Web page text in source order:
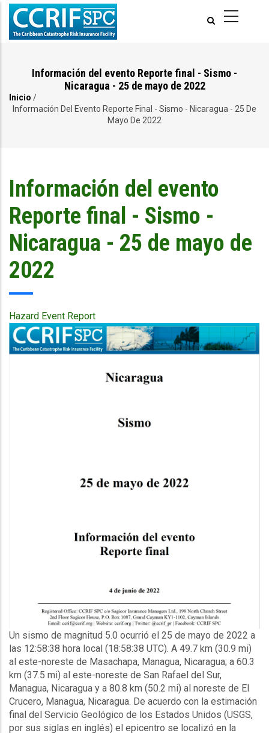
Pasar
contenido
Información del evento Reporte final - Sismo -
Nicaragua - 25 de mayo de 2022
Ruta
Inicio /
Información Del Evento Reporte Final - Sismo - Nicaragua - 25 De
Mayo De 2022
Información del evento
Reporte final - Sismo -
Nicaragua - 25 de mayo de
2022
Hazard Event Report
Publication
Cover
Description
Un sismo de magnitud 5.0 ocurrió el 25 de mayo de 2022 a
las 12:58:38 hora local (18:58:38 UTC). A 49.7 km (30.9 mi)
al este-noreste de Masachapa, Managua, Nicaragua; a 60.3
km (37.5 mi) al este-noreste de San Rafael del Sur,
Managua, Nicaragua y a 80.8 km (50.2 mi) al noreste de El
Crucero, Managua, Nicaragua. De acuerdo con la estimación
final del Servicio Geológico de los Estados Unidos (USGS,
por sus siglas en inglés) el epicentro se localizó en la